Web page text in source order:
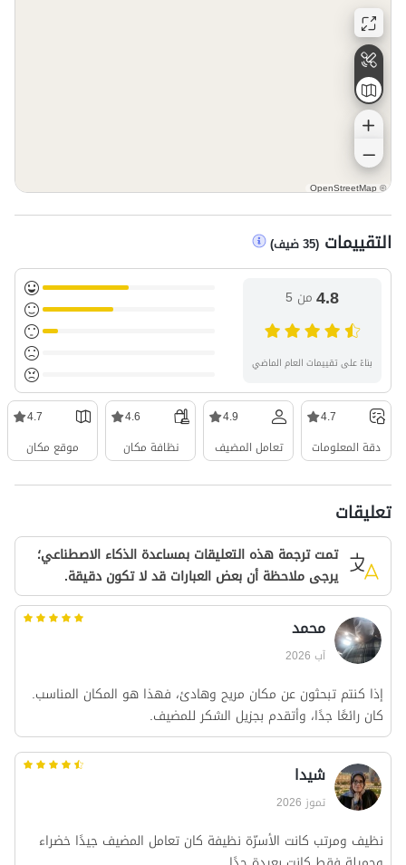
©
OpenStreetMap
التقييمات (
35ضيف)
4.8من 5
بناءً على تقييمات العام الماضي
4.7
دقة المعلومات
4.9
تعامل المضيف
4.6
نظافة مكان
4.7
موقع مكان
تعليقات
تمت ترجمة هذه التعليقات بمساعدة الذكاء الاصطناعي؛
يرجى ملاحظة أن بعض العبارات قد لا تكون دقيقة.
محمد
آب 2026
إذا كنتم تبحثون عن مكان مريح وهادئ، فهذا هو المكان المناسب.
كان رائعًا جدًا، وأتقدم بجزيل الشكر للمضيف.
شیدا
تموز 2026
نظيف ومرتب كانت الأسرّة نظيفة كان تعامل المضيف جيدًا خضراء